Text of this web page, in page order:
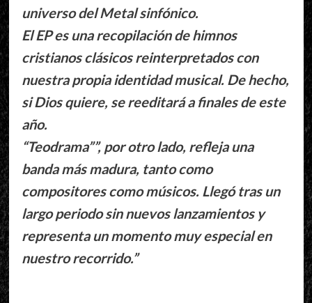
universo del Metal sinfónico.
El EP es una recopilación de himnos
cristianos clásicos reinterpretados con
nuestra propia identidad musical. De hecho,
si Dios quiere, se reeditará a finales de este
año.
“Teodrama””, por otro lado, refleja una
banda más madura, tanto como
compositores como músicos. Llegó tras un
largo periodo sin nuevos lanzamientos y
representa un momento muy especial en
nuestro recorrido.”